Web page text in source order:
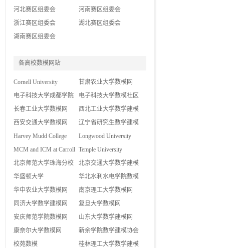
河北赛区组委会
河南赛区组委会
浙江赛区组委会
湖北赛区组委会
湖南赛区组委会
各高校数模网站
Cornell University
甘肃农业大学数模网
电子科技大学成都学院
数模论坛
电子科技大学数模社区
长春工业大学数模网
西北工业大学数学建模
基地
西安交通大学数模网
辽宁省研究生数学建模
竞赛
Harvey Mudd College
Longwood University
MCM and ICM at Carroll Temple University
北京师范大学珠海分校
数模网
北京交通大学数学建模
网
华盛顿大学
华北水利水电学院数模
协会
华中农业大学数模网
南京理工大学数模网
同济大学数学建模网
复旦大学数模网
安庆师范学院数模网
山东大学数学建模网
康奈尔大学数模网
新余学院数学建模协会
校苑数模
桂林理工大学数学建模